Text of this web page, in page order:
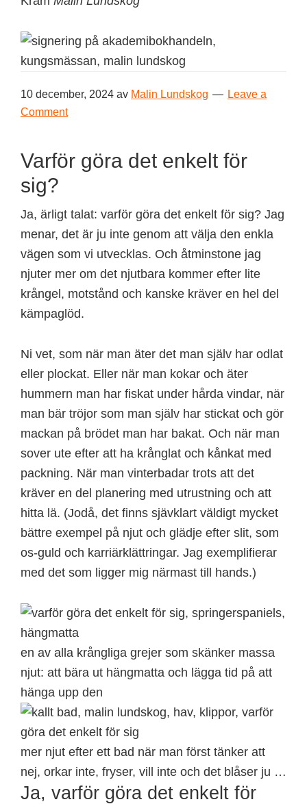
10 december, 2024 av Malin Lundskog
Leave a
Comment
Varför göra det enkelt för
sig?
Ja, ärligt talat: varför göra det enkelt för sig? Jag
menar, det är ju inte genom att välja den enkla
vägen som vi utvecklas. Och åtminstone jag
njuter mer om det njutbara kommer efter lite
krångel, motstånd och kanske kräver en hel del
kämpaglöd.
Ni vet, som när man äter det man själv har odlat
eller plockat. Eller när man kokar och äter
hummern man har fiskat under hårda vindar, när
man bär tröjor som man själv har stickat och gör
mackan på brödet man har bakat. Och när man
sover ute efter att ha krånglat och kånkat med
packning. När man vinterbadar trots att det
kräver en del planering med utrustning och att
hitta lä. (Jodå, det finns sjävklart väldigt mycket
bättre exempel på njut och glädje efter slit, som
os-guld och karriärklättringar. Jag exemplifierar
med det som ligger mig närmast till hands.)
en av alla krångliga grejer som skänker massa
njut: att bära ut hängmatta och lägga tid på att
hänga upp den
mer njut efter ett bad när man först tänker att
nej, orkar inte, fryser, vill inte och det blåser ju …
Ja, varför göra det enkelt för